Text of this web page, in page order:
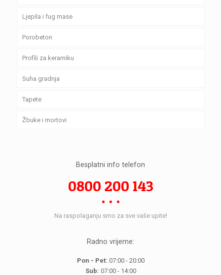
Ljepila i fug mase
Porobeton
Profili za keramiku
Suha gradnja
Tapete
Žbuke i mortovi
Besplatni info telefon
0800 200 143
Na raspolaganju smo za sve vaše upite!
Radno vrijeme:
Pon - Pet: 07:00 - 20:00
Sub: 07:00 - 14:00